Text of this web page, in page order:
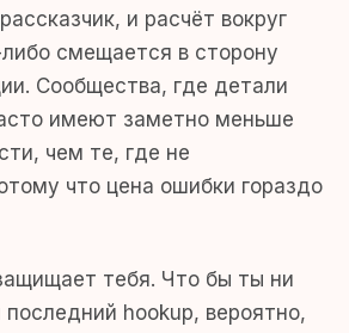
и расчёт вокруг
смещается в сторону
Сообщества, где детали
имеют заметно меньше
чем те, где не
что цена ошибки гораздо
тебя. Что бы ты ни
последний hookup, вероятно,